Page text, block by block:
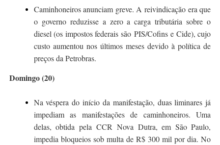
Caminhoneirosanunciam greve. A reivindicação era que
o governo reduzisse a zero a carga tributária sobre o
diesel (os impostos federais são PIS/Cofins e Cide), cujo
custoaumentou nos últimos meses devido àpolítica de
preçosda Petrobras.
Domingo (20)
Na véspera do início da manifestação, duas liminares já
impediam as manifestações de caminhoneiros. Uma
delas, obtida pela CCR Nova Dutra, em São Paulo,
impedia bloqueios sob multa de R$ 300 mil por dia. No